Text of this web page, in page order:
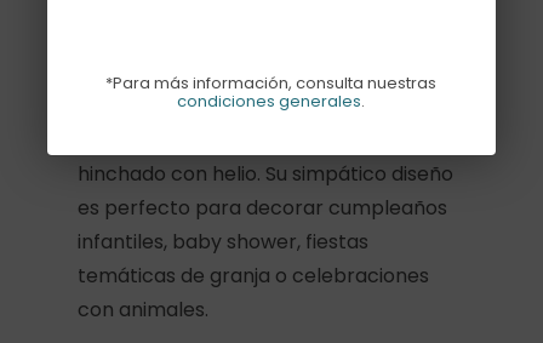
Añade un toque adorable con este
hinchado con helio. Su simpático diseño
es perfecto para decorar cumpleaños
infantiles, baby shower, fiestas
temáticas de granja o celebraciones
con animales.
*Para más información, consulta nuestras
condiciones generales.